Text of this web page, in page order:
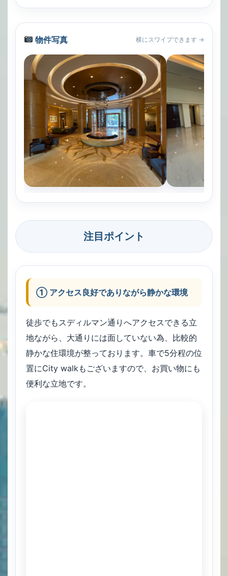
物件写真 横にスワイプできます →
注目ポイント
① アクセス良好でありながら静かな環境
徒歩でもスディルマン通りへアクセスできる立
地ながら、大通りには面していない為、比較的
静かな住環境が整っております。車で5分程の位
置にCity walkもございますので、お買い物にも
便利な立地です。